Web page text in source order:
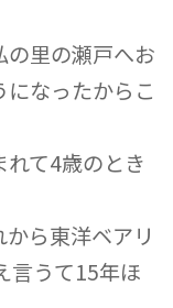
の里の瀬戸へお
なったからこ
て4歳のとき
ら東洋ベアリ
言うて15年ほ